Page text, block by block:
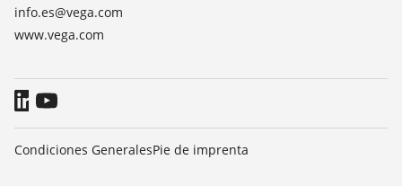
info.es@vega.com
www.vega.com
Condiciones GeneralesPie de imprenta